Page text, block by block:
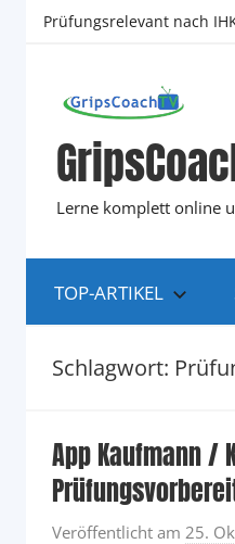
Zum
Prüfungsrelevant nach
Lerne komplett online
TOP-ARTIKEL
Schlagwort:
App Kaufmann /
Veröffentlicht am 25.